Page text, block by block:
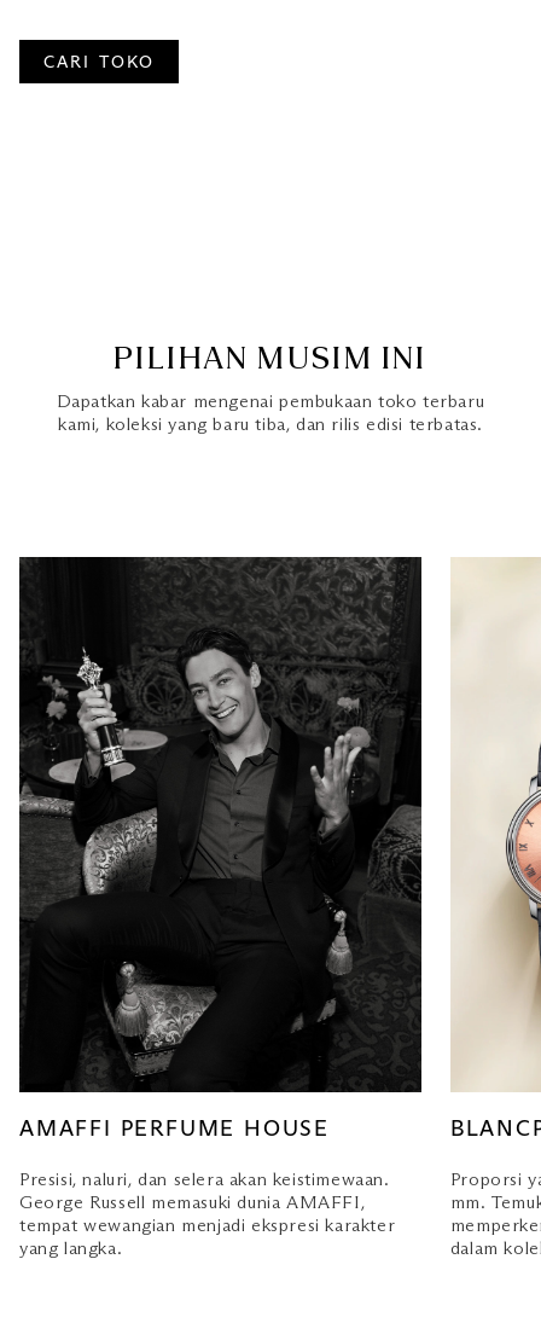
CARI TOKO
PILIHAN MUSIM INI
Dapatkan kabar mengenai pembukaan toko terbaru
kami, koleksi yang baru tiba, dan rilis edisi terbatas.
AMAFFI PERFUME HOUSE
Presisi, naluri, dan selera akan keistimewaan.
George Russell memasuki dunia AMAFFI,
tempat wewangian menjadi ekspresi karakter
yang langka.
Proporsi
mm.
dalam